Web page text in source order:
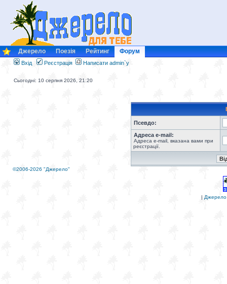
Джерело Поезія Рейтинг Форум
Вхід Реєстрація Написати admin`у
Сьогодні: 10 серпня 2026, 21:20
Псевдо:
Адреса e-mail:
Адреса e-mail, вказана вами при
реєстрації.
©2006-2026 "Джерело"
| Джерело